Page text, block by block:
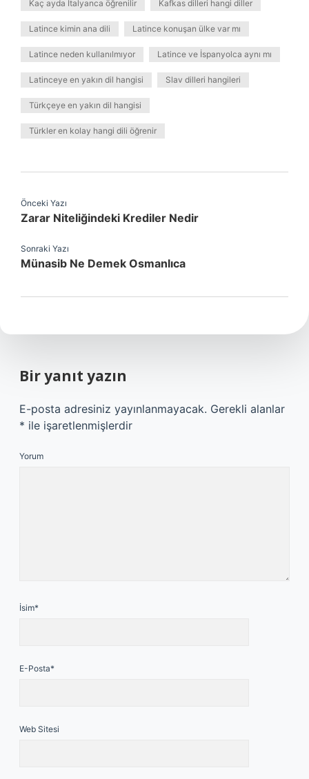
Kaç ayda İtalyanca öğrenilir Kafkas dilleri hangi diller
Latince kimin ana dili Latince konuşan ülke var mı
Latince neden kullanılmıyor Latince ve İspanyolca aynı mı
Latinceye en yakın dil hangisi Slav dilleri hangileri
Türkçeye en yakın dil hangisi
Türkler en kolay hangi dili öğrenir
Önceki Yazı
Zarar Niteliğindeki Krediler Nedir
Sonraki Yazı
Münasib Ne Demek Osmanlıca
Bir yanıt yazın
E-posta adresiniz yayınlanmayacak. Gerekli alanlar
* ile işaretlenmişlerdir
Yorum
İsim*
E-Posta*
Web Sitesi